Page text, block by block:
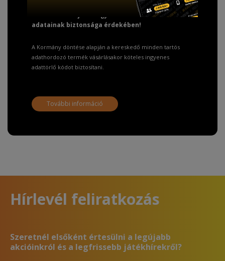
Fizetésnél kérje az ingyenes adattörlő kódot
adatainak biztonsága érdekében!
A Kormány döntése alapján a kereskedő minden tartós
adathordozó termék vásárlásakor köteles ingyenes
adattörlő kódot biztosítani.
További információ
Hírlevél feliratkozás
Szeretnél elsőként értesülni a legújabb
akcióinkról és a legfrissebb játékhírekről?